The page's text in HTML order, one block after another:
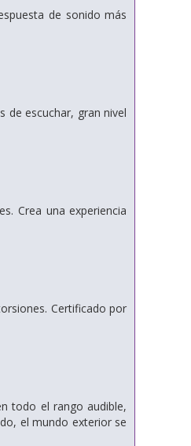
de sonido más
de escuchar, gran nivel
Crea una experiencia
Certificado por
todo el rango audible,
el mundo exterior se